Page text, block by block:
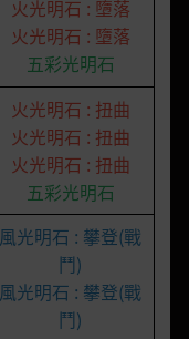
火光明石 : 墮落
火光明石 : 墮落
五彩光明石
火光明石 : 扭曲
火光明石 : 扭曲
火光明石 : 扭曲
五彩光明石
風光明石 : 攀登(戰
鬥)
風光明石 : 攀登(戰
鬥)